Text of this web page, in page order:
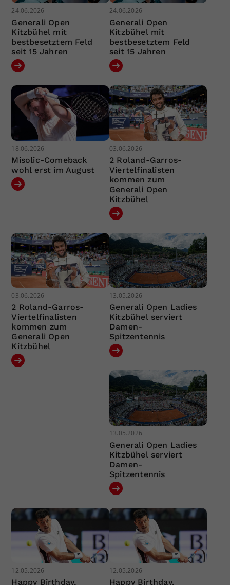
24.06.2026
Generali Open
Kitzbühel mit
bestbesetztem Feld
seit 15 Jahren
24.06.2026
Generali Open
Kitzbühel mit
bestbesetztem Feld
seit 15 Jahren
18.06.2026
Misolic-Comeback
wohl erst im August
03.06.2026
2 Roland-Garros-
Viertelfinalisten
kommen zum
Generali Open
Kitzbühel
03.06.2026
2 Roland-Garros-
Viertelfinalisten
kommen zum
Generali Open
Kitzbühel
13.05.2026
Generali Open Ladies
Kitzbühel serviert
Damen-
Spitzentennis
13.05.2026
Generali Open Ladies
Kitzbühel serviert
Damen-
Spitzentennis
12.05.2026
Happy Birthday,
12.05.2026
Happy Birthday,